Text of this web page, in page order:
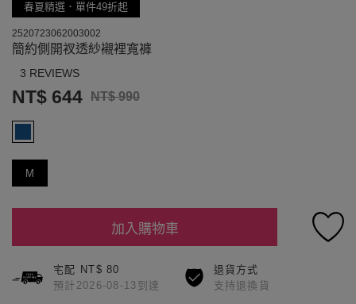
春夏精選．單件49折起
2520723062003002
簡約側開衩透紗襯裡寬褲
3 REVIEWS
NT$ 644 NT$ 990
M
加入購物車
宅配 NT$ 80
預計2026-08-13到達
退貨方式
支持退換貨